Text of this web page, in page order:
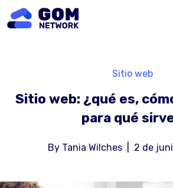
Sitio web: ¿qué es,
para qué
Sitio web
By Tania Wilches 2 de